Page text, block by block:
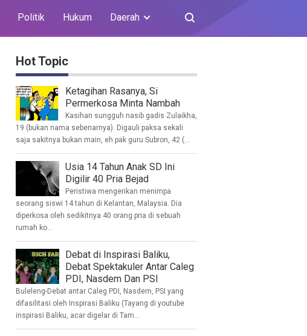
Politik Hukum Daerah
Hot Topic
Ketagihan Rasanya, Si
Permerkosa Minta Nambah
Kasihan sungguh nasib gadis Zulaikha,
19 (bukan nama sebenarnya). Digauli paksa sekali
saja sakitnya bukan main, eh pak guru Subron, 42 (...
Usia 14 Tahun Anak SD Ini
Digilir 40 Pria Bejad
Peristiwa mengerikan menimpa
seorang siswi 14 tahun di Kelantan, Malaysia. Dia
diperkosa oleh sedikitnya 40 orang pria di sebuah
rumah ko...
Debat di Inspirasi Baliku,
Debat Spektakuler Antar Caleg
PDI, Nasdem Dan PSI
Buleleng-Debat antar Caleg PDI, Nasdem, PSI yang
difasilitasi oleh Inspirasi Baliku (Tayang di youtube
inspirasi Baliku, acar digelar di Tam...